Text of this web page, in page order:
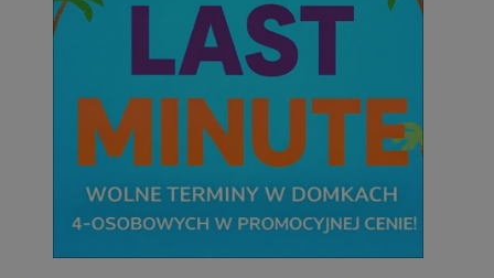
Niezbędne Wydajność
Niezbędne pliki cookie umożliwiają korzystanie z podstawowych
takich jak logowanie użytkownika i zarządzanie kontem. Bez
można prawidłowo korzystać ze strony internetowej.
Nazwa
Domena
SessID
orzesze.com.pl